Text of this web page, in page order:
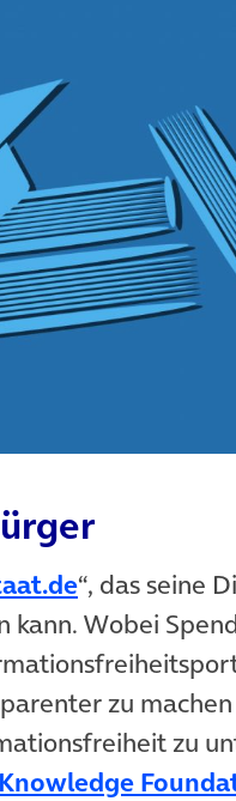
“, das seine
Wobei
zu
zu